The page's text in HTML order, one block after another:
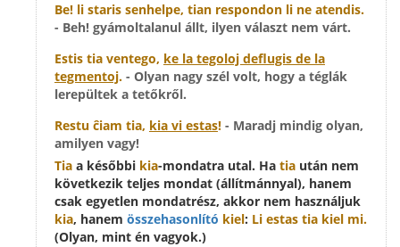
Be! li staris senhelpe, tian respondon li ne atendis.
- Beh! gyámoltalanul állt, ilyen választ nem várt.
Estis tia ventego, ke la tegoloj deflugis de la
tegmentoj. - Olyan nagy szél volt, hogy a téglák
lerepültek a tetőkről.
Restu ĉiam tia, kia vi estas! - Maradj mindig olyan,
amilyen vagy!
Tia a későbbi kia-mondatra utal. Ha tia után nem
következik teljes mondat (állítmánnyal), hanem
csak egyetlen mondatrész, akkor nem használjuk
kia, hanem összehasonlító kiel: Li estas tia kiel mi.
(Olyan, mint én vagyok.)